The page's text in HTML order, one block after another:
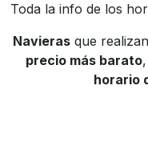
Toda la info de los
Navierasque
precio más barato,
horario